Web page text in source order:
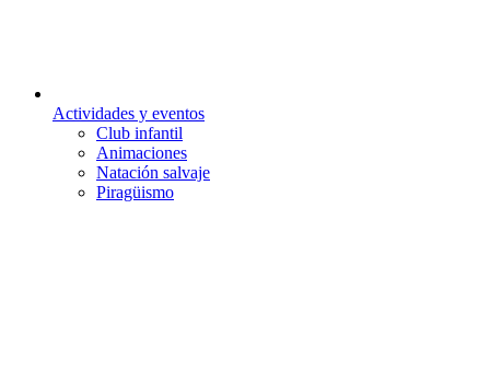
Actividades y eventos
Club infantil
Animaciones
Natación salvaje
Piragüismo